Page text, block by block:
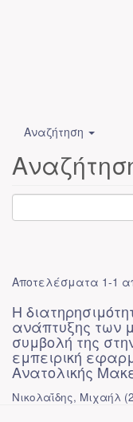
Αναζήτηση
Αποτελέσματα 1-1
Η
ανάπτυξης των
συμβολή της
εμπειρική
Ανατολικής
Νικολαΐδης, Μιχαήλ (